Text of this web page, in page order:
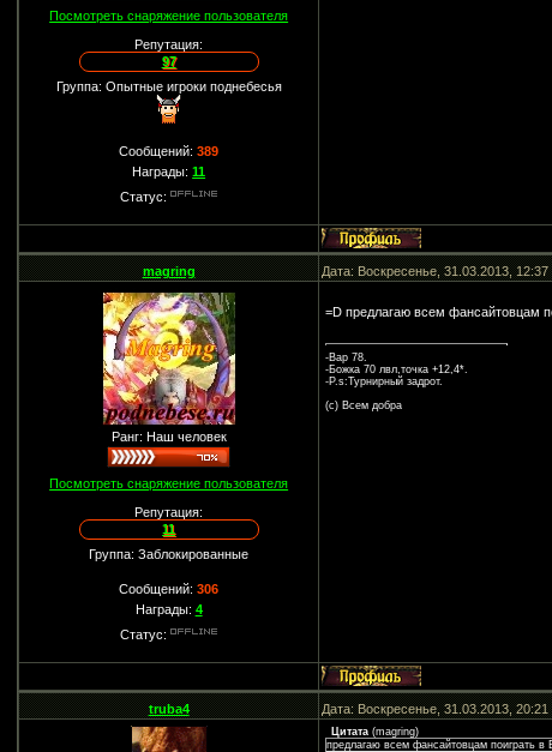
Посмотреть снаряжение пользователя
Репутация:
97
Группа: Опытные игроки поднебесья
Сообщений:389
Награды:11
Статус:
magring Дата: Воскресенье, 31.03.2013,
Ранг: Наш человек
Посмотреть снаряжение пользователя
Репутация:
11
Группа: Заблокированные
Сообщений:306
Награды: 4
Статус:
=D предлагаю всем фансайтовцам
-Вар 78.
-Божка 70 лвл,точка +12,4*.
-P.s:Турнирный задрот.
(c) Всем добра
truba4 Дата: Воскресенье, 31.03.2013,
Цитата (magring)
предлагаю всем фансайтовцам поиграть в